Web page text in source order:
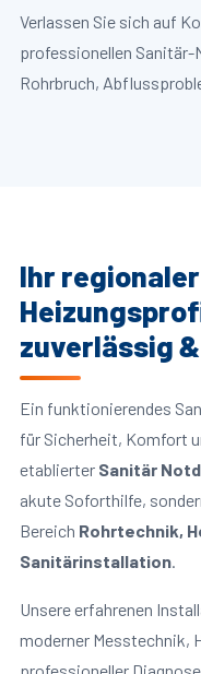
Verlassen Sie sich auf
professionellen
Rohrbruch,
Ihr
zuverlässig
Ein funktionierendes
für Sicherheit, Komfort
etablierter Sanitär
akute Soforthilfe,
Bereich Rohrtechnik,
Sanitärinstallation.
Unsere erfahrenen
moderner Messtechnik,